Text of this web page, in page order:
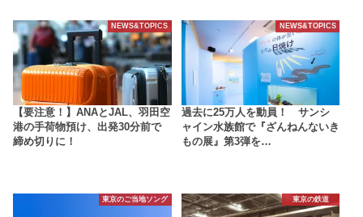
NEWS&TOPICS
【要注意！】ANAとJAL、羽田空
港の手荷物預け、出発30分前で
締め切りに！
NEWS&TOPICS
過去に25万人を動員！ サンシ
ャイン水族館で『ざんねんないき
もの展』第3弾を…
東京のご当地ソング 東京の鉄道